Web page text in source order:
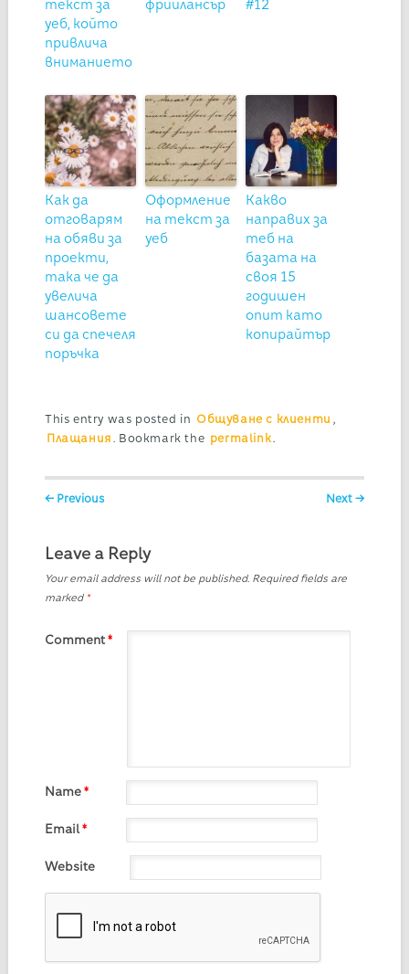
текст за
уеб, който
привлича
вниманието
фрийлансър #12
Как да
отговарям
на обяви за
проекти,
така че да
увелича
шансовете
си да спечеля
поръчка
Оформление
на текст за
уеб
Какво
направих за
теб на
базата на
своя 15
годишен
опит като
копирайтър
This entry was posted in Общуване с клиенти ,
Плащания . Bookmark the permalink.
Post navigation
← Previous Next →
Leave a Reply
Your email address will not be published. Required fields are
marked *
Comment*
Name*
Email*
Website